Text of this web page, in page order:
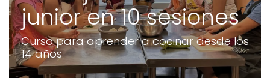
junior en 10 sesiones
Curso para aprender a cocinar desde los
14 años